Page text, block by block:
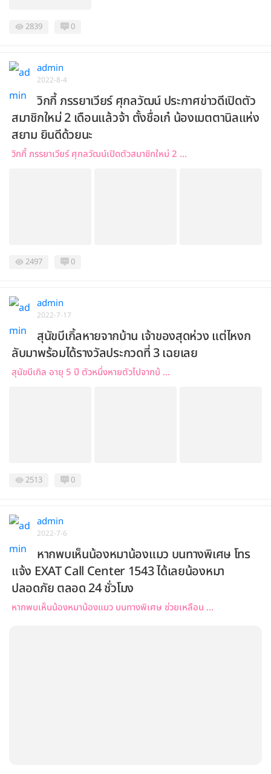
2839 0
admin
2022-8-4
วิกกี้ ภรรยาเวียร์ ศุกลวัฒน์ ประกาศข่าวดีเปิดตัว
สมาชิกใหม่ 2 เดือนแล้วจ้า ตั้งชื่อเก๋ น้องเมตตานิลแห่ง
สยาม ยินดีด้วยนะ
วิกกี้ ภรรยาเวียร์ ศุกลวัฒน์เปิดตัวสมาชิกใหม่ 2 ...
2497 0
admin
2022-7-17
สุนัขบีเกิ้ลหายจากบ้าน เจ้าของสุดห่วง แต่ไหงก
ลับมาพร้อมได้รางวัลประกวดที่ 3 เฉยเลย
สุนัขบีเกิล อายุ 5 ปี ตัวหนึ่งหายตัวไปจากบ้ ...
2513 0
admin
2022-7-6
หากพบเห็นน้องหมาน้องแมว บนทางพิเศษ โทร
แจ้ง EXAT Call Center 1543 ได้เลยน้องหมา
ปลอดภัย ตลอด 24 ชั่วโมง
หากพบเห็นน้องหมาน้องแมว บนทางพิเศษ ช่วยเหลือน ...